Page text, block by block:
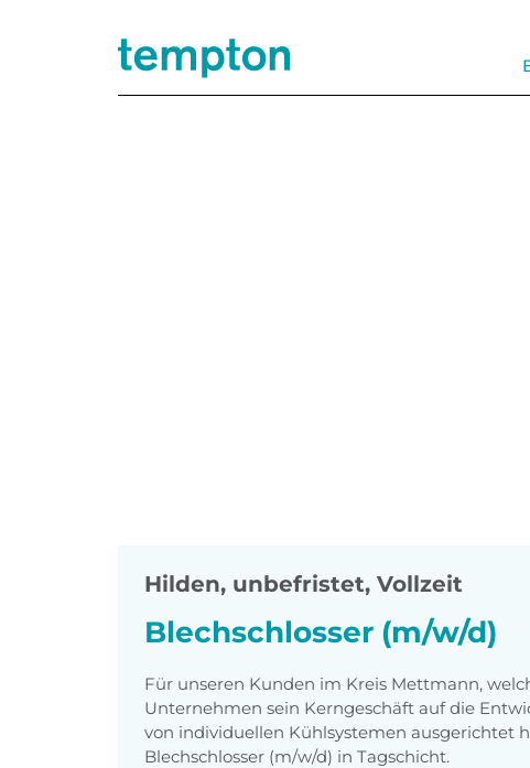
Hilden, unbefristet, Vollzeit
Blechschlosser (m/w/d)
Für unseren Kunden im Kreis Mettmann,
Unternehmen sein Kerngeschäft auf die
von individuellen Kühlsystemen ausgerichtet
Blechschlosser (m/w/d) in Tagschicht.